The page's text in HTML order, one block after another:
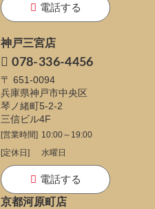
電話する
神戸三宮店
078-336-4456
〒 651-0094
兵庫県神戸市中央区
琴ノ緒町5-2-2
三信ビル4F
[営業時間] 10:00～19:00
[定休日]
水曜日
電話する
京都河原町店